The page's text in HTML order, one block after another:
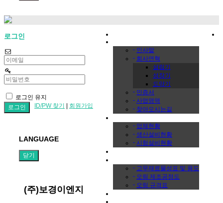
- 인사말
- 회사연혁
설립기
성장기
도약기
- 인증서
- 사업영역
- 찾아오시는길
- 업체현황
- 생산설비현황
- 시험설비현황
- 고무재료물성표 및 용도
- 오링 제조공정도
- 오링 규격표
로그인
로그인 유지
ID/PW 찾기
회원가입
LANGUAGE
닫기
(주)보경이엔지